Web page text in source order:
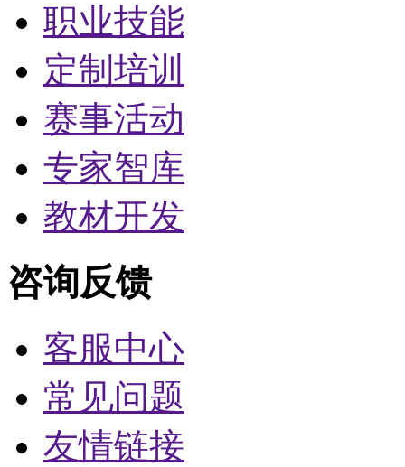
职业技能
定制培训
赛事活动
专家智库
教材开发
咨询反馈
客服中心
常见问题
友情链接